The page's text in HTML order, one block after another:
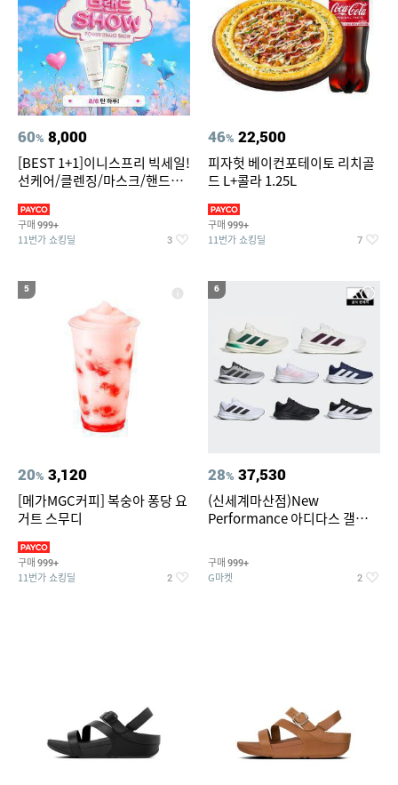
60% 8,000
[BEST 1+1]이니스프리 빅세일!
선케어/클렌징/마스크/핸드크
구매 999+
11번가 쇼킹딜 3
46% 22,500
피자헛 베이컨포테이토 리치골
드 L+콜라 1.25L
구매 999+
11번가 쇼킹딜 7
5
20% 3,120
[메가MGC커피] 복숭아 퐁당 요
거트 스무디
구매 999+
11번가 쇼킹딜 2
6
28% 37,530
(신세계마산점)New
Performance 아디다스 갤럭시
구매 999+
G마켓 2